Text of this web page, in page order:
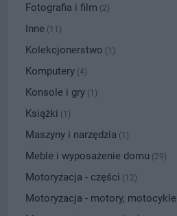
Fotografia i film (2)
Inne (11)
Kolekcjonerstwo (1)
Komputery (4)
Konsole i gry (1)
Książki (1)
Maszyny i narzędzia (1)
Meble i wyposażenie domu (29)
Motoryzacja - części (12)
Motoryzacja - motory, motocykle